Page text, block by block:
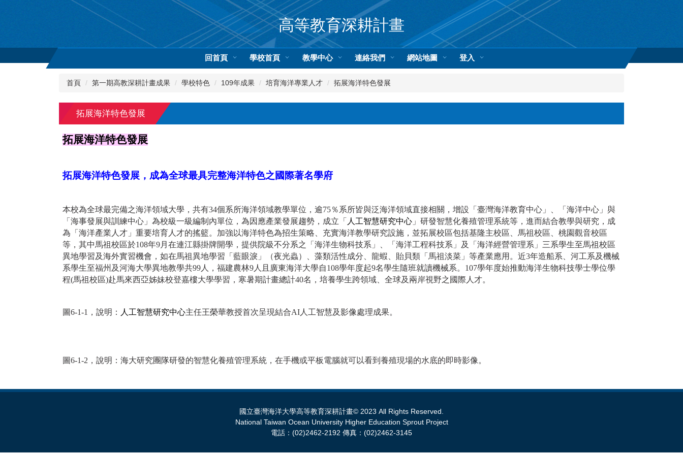
內
高等教育深耕計畫
回首頁 學校首頁 教學中心 連絡我們 網站地圖 登入
首頁 第一期高教深耕計畫成果 學校特色 109年成果 培育海洋專業人才 拓展海洋特色發展
拓展海洋特色發展
拓展海洋特色發展
拓展海洋特色發展，成為全球最具完整海洋特色之國際著名學府
本校為全球最完備之海洋領域大學，共有34個系所海洋領域教學單位，逾75％系所皆與泛海洋領域直接相關，增設「臺灣海洋教育中心」、「海洋中心」與
「海事發展與訓練中心」為校級一級編制內單位，為因應產業發展趨勢，成立「 人工智慧研究中心 」研發智慧化養殖管理系統等，進而結合教學與研究，成
為「海洋產業人才」重要培育人才的搖籃。加強以海洋特色為招生策略、充實海洋教學研究設施，並拓展校區包括基隆主校區、馬祖校區、桃園觀音校區
等，其中馬祖校區於108年9月在連江縣掛牌開學，提供院級不分系之「海洋生物科技系」、「海洋工程科技系」及「海洋經營管理系」三系學生至馬祖校區
異地學習及海外實習機會，如在馬祖異地學習「藍眼淚」（夜光蟲）、藻類活性成分、龍蝦、貽貝類「馬祖淡菜」等產業應用。近3年造船系、河工系及機械
系學生至福州及河海大學異地教學共99人，福建農林9人且廣東海洋大學自108學年度起9名學生隨班就讀機械系。107學年度始推動海洋生物科技學士學位學
程(馬祖校區)赴馬來西亞姊妹校登嘉樓大學學習，寒暑期計畫總計40名，培養學生跨領域、全球及兩岸視野之國際人才。
圖6-1-1，說明： 人工智慧研究中心主任王榮華教授首次呈現結合AI人工智慧及影像處理成果。
圖6-1-2，說明：海大研究團隊研發的智慧化養殖管理系統，在手機或平板電腦就可以看到養殖現場的水底的即時影像。
國立臺灣海洋大學高等教育深耕計畫© 2023 All Rights Reserved.
National Taiwan Ocean University Higher Education Sprout Project
電話：(02)2462-2192 傳真：(02)2462-3145